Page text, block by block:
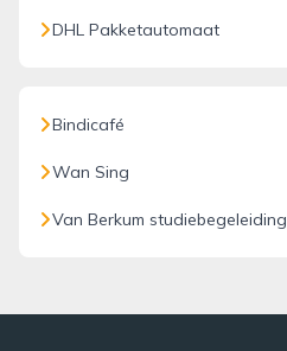
DHL Pakketautomaat
Bindicafé
Wan Sing
Van Berkum studiebegeleiding